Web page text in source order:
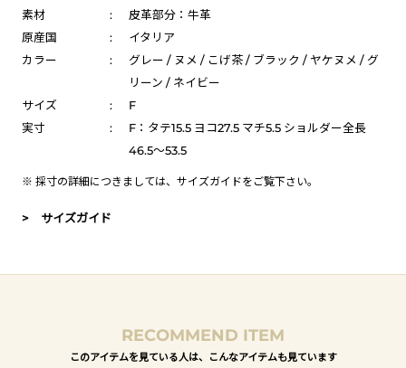
素材
:
皮革部分：牛革
原産国
:
イタリア
カラー
:
グレー / ヌメ / こげ茶 / ブラック / ヤケヌメ / グ
リーン / ネイビー
サイズ
:
F
実寸
:
F：タテ15.5 ヨコ27.5 マチ5.5 ショルダー全長
46.5～53.5
※ 採寸の詳細につきましては、 サイズガイドをご覧下さい。
> サイズガイド
RECOMMEND ITEM
このアイテムを見ている人は、こんなアイテムも見ています